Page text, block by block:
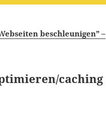
beschleunigen” –
caching